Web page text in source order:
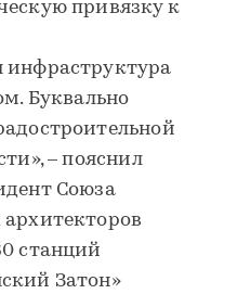
привязку к
инфраструктура
Буквально
– пояснил
Союза
станций
Затон»